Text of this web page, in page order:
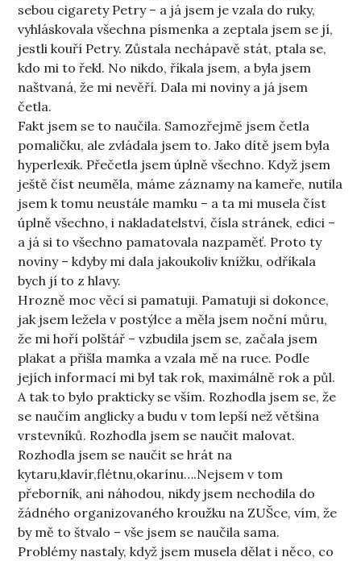
sebou cigarety Petry – a já jsem je vzala do ruky,
vyhláskovala všechna písmenka a zeptala jsem se jí,
jestli kouří Petry. Zůstala nechápavě stát, ptala se,
kdo mi to řekl. No nikdo, říkala jsem, a byla jsem
naštvaná, že mi nevěří. Dala mi noviny a já jsem
četla.
Fakt jsem se to naučila. Samozřejmě jsem četla
pomaličku, ale zvládala jsem to. Jako dítě jsem byla
hyperlexik. Přečetla jsem úplně všechno. Když jsem
ještě číst neuměla, máme záznamy na kameře, nutila
jsem k tomu neustále mamku – a ta mi musela číst
úplně všechno, i nakladatelství, čísla stránek, edici –
a já si to všechno pamatovala nazpaměť. Proto ty
noviny – kdyby mi dala jakoukoliv knížku, odříkala
bych jí to z hlavy.
Hrozně moc věcí si pamatuji. Pamatuji si dokonce,
jak jsem ležela v postýlce a měla jsem noční můru,
že mi hoří polštář – vzbudila jsem se, začala jsem
plakat a přišla mamka a vzala mě na ruce. Podle
jejích informací mi byl tak rok, maximálně rok a půl.
A tak to bylo prakticky se vším. Rozhodla jsem se, že
se naučím anglicky a budu v tom lepší než většina
vrstevníků. Rozhodla jsem se naučit malovat.
Rozhodla jsem se naučit se hrát na
kytaru,klavír,flétnu,okarínu….Nejsem v tom
přeborník, ani náhodou, nikdy jsem nechodila do
žádného organizovaného kroužku na ZUŠce, vím, že
by mě to štvalo – vše jsem se naučila sama.
Problémy nastaly, když jsem musela dělat i něco, co